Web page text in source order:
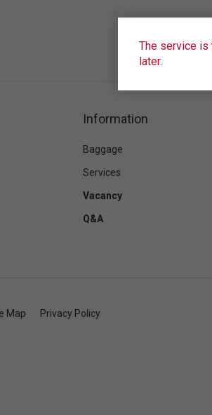
The service is
later.
Information
Baggage
Services
Vacancy
Q&A
Map Privacy Policy